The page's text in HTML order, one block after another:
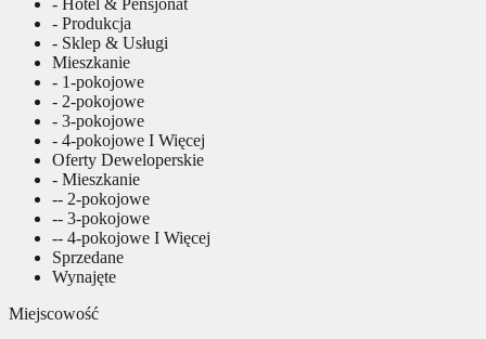
- Produkcja
- Sklep & Usługi
Mieszkanie
- 1-pokojowe
- 2-pokojowe
- 3-pokojowe
- 4-pokojowe I Więcej
Oferty Deweloperskie
- Mieszkanie
-- 2-pokojowe
-- 3-pokojowe
-- 4-pokojowe I Więcej
Sprzedane
Wynajęte
Miejscowość